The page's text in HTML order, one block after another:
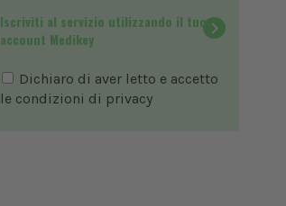
Iscriviti al servizio utilizzando il tuo
account Medikey
Dichiaro di aver letto e accetto
le condizioni di privacy